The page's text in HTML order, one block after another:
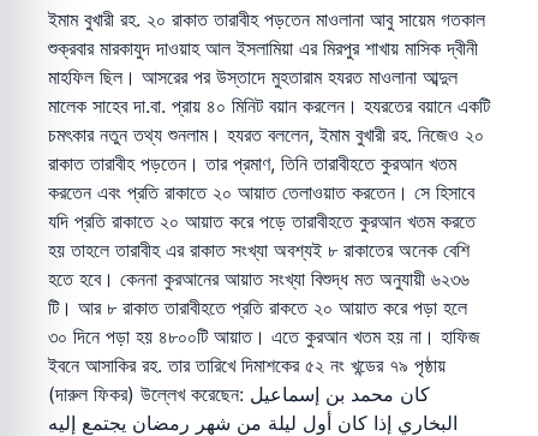
ইমাম বুখারী রহ. ২০ রাকাত তারাবীহ পড়তেন মাওলানা আবু সায়েম গতকাল
শুক্রবার মারকাযুদ দাওয়াহ আল ইসলামিয়া এর মিরপুর শাখায় মাসিক দ্বীনী
মাহফিল ছিল। আসরের পর উস্তাদে মুহতারাম হযরত মাওলানা আব্দুল
মালেক সাহেব দা.বা. প্রায় ৪০ মিনিট বয়ান করলেন। হযরতের বয়ানে একটি
চমৎকার নতুন তথ্য শুনলাম। হযরত বললেন, ইমাম বুখারী রহ. নিজেও ২০
রাকাত তারাবীহ পড়তেন। তার প্রমাণ, তিনি তারাবীহতে কুরআন খতম
করতেন এবং প্রতি রাকাতে ২০ আয়াত তেলাওয়াত করতেন। সে হিসাবে
যদি প্রতি রাকাতে ২০ আয়াত করে পড়ে তারাবীহতে কুরআন খতম করতে
হয় তাহলে তারাবীহ এর রাকাত সংখ্যা অবশ্যই ৮ রাকাতের অনেক বেশি
হতে হবে। কেননা কুরআনের আয়াত সংখ্যা বিশুদ্ধ মত অনুযায়ী ৬২৩৬
টি। আর ৮ রাকাত তারাবীহতে প্রতি রাকতে ২০ আয়াত করে পড়া হলে
৩০ দিনে পড়া হয় ৪৮০০টি আয়াত। এতে কুরআন খতম হয় না। হাফিজ
ইবনে আসাকির রহ. তার তারিখে দিমাশকের ৫২ নং খন্ডের ৭৯ পৃষ্ঠায়
(দারুল ফিকর) উল্লেখ করেছেন: كان محمد بن إسماعيل
البخاري إذا كان أول ليلة من شهر رمضان يجتمع إليه